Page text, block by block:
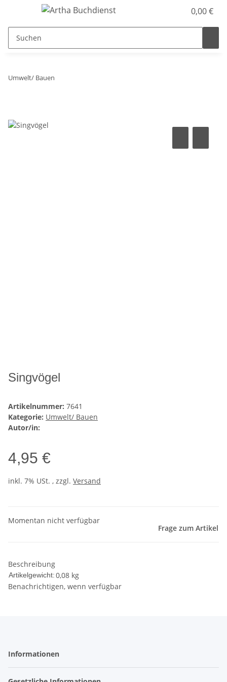
0,00 €
Umwelt/ Bauen
Singvögel
Artikelnummer: 7641
Kategorie: Umwelt/ Bauen
Autor/in:
4,95 €
inkl. 7% USt. , zzgl. Versand
Momentan nicht verfügbar
Frage zum Artikel
Beschreibung
Artikelgewicht:0,08 kg
Benachrichtigen, wenn verfügbar
Informationen